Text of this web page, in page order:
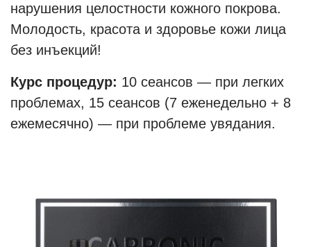
нарушения целостности кожного покрова.
Молодость, красота и здоровье кожи лица
без инъекций!
Курс процедур: 10 сеансов — при легких
проблемах, 15 сеансов (7 еженедельно + 8
ежемесячно) — при проблеме увядания.